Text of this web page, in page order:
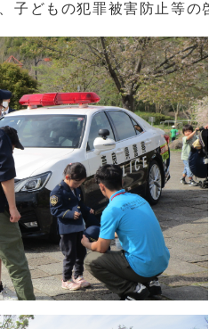
子どもの犯罪被害防止等の